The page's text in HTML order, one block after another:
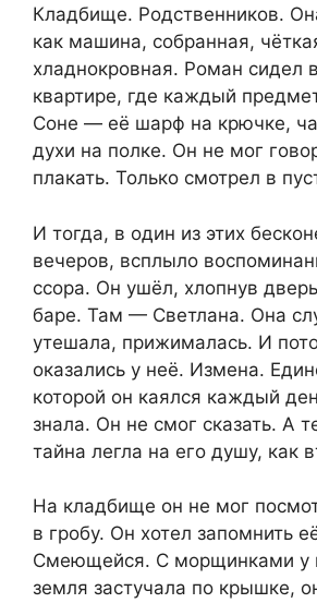
Кладбище. Родственников.
как машина, собранная,
хладнокровная. Роман сидел
квартире, где каждый
Соне — её шарф на крючке,
духи на полке. Он не мог
плакать. Только смотрел в
И тогда, в один из этих
вечеров, всплыло
ссора. Он ушёл, хлопнув
баре. Там — Светлана. Она
утешала, прижималась. И
оказались у неё. Измена.
которой он каялся каждый
знала. Он не смог сказать. А
тайна легла на его душу, как
На кладбище он не мог
в гробу. Он хотел запомнить
Смеющейся. С морщинками у
земля застучала по крышке,